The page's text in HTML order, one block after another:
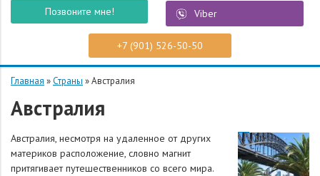
Позвоните мне! Viber
+7 (901) 526-50-50
РОБОТ "ВОСТУР"
СТРАНЫ
О КОМПАНИИ
Главная »Страны »Австралия
Австралия
Австралия, несмотря на удаленное от других
материков расположение, словно магнит
притягивает путешественников со всего мира.